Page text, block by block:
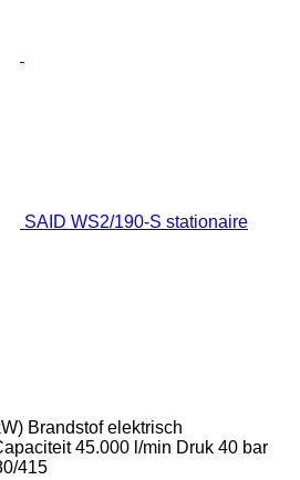
SAID WS2/190-S stationaire
Brandstof elektrisch
45.000 l/min Druk 40 bar
415